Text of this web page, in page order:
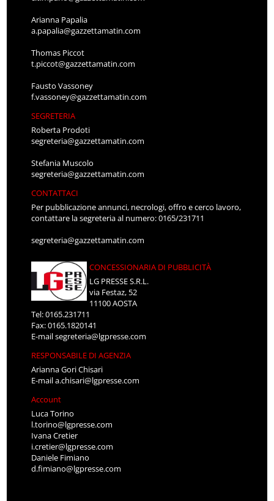
Arianna Papalia
a.papalia@gazzettamatin.com
Thomas Piccot
t.piccot@gazzettamatin.com
Fausto Vassoney
f.vassoney@gazzettamatin.com
SEGRETERIA
Roberta Prodoti
segreteria@gazzettamatin.com
Stefania Muscolo
segreteria@gazzettamatin.com
CONTATTACI
Per pubblicazione annunci, necrologi, offro e cerco lavoro,
contattare la segreteria al numero: 0165/231711
segreteria@gazzettamatin.com
CONCESSIONARIA DI PUBBLICITÀ
LG PRESSE S.R.L.
via Festaz, 52
11100 AOSTA
Tel: 0165.231711
Fax: 0165.1820141
E-mailsegreteria@lgpresse.com
RESPONSABILE DI AGENZIA
Arianna Gori Chisari
E-maila.chisari@lgpresse.com
Account
Luca Torino
l.torino@lgpresse.com
Ivana Cretier
i.cretier@lgpresse.com
Daniele Fimiano
d.fimiano@lgpresse.com